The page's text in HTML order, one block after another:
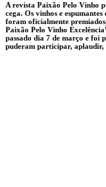
A revista Paixão Pelo Vinho
cega. Os vinhos e
foram oficialmente
Paixão Pelo Vinho
passado dia 7 de março e foi
puderam participar,